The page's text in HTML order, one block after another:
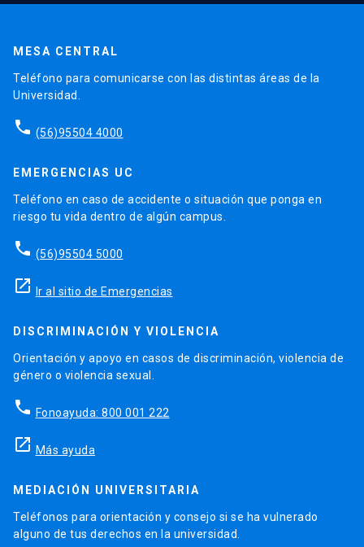
MESA CENTRAL
Teléfono para comunicarse con las distintas áreas de la
Universidad.
phone (56)95504 4000
EMERGENCIAS UC
Teléfono en caso de accidente o situación que ponga en
riesgo tu vida dentro de algún campus.
phone (56)95504 5000
launch Ir al sitio de Emergencias
DISCRIMINACIÓN Y VIOLENCIA
Orientación y apoyo en casos de discriminación, violencia de
género o violencia sexual.
phone Fonoayuda: 800 001 222
launch Más ayuda
MEDIACIÓN UNIVERSITARIA
Teléfonos para orientación y consejo si se ha vulnerado
alguno de tus derechos en la universidad.